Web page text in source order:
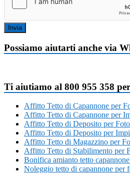
Invia
Possiamo aiutarti anche via
Ti aiutiamo al 800 955 358
Affitto Tetto di Capannone per
Affitto Tetto di Capannone per
Affitto Tetto di Deposito per
Affitto Tetto di Deposito per
Affitto Tetto di Magazzino per
Affitto Tetto di Stabilimento per
Bonifica amianto tetto
Noleggio tetto di capannone per